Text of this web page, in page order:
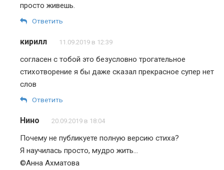
просто живешь.
Ответить
кирилл 11.09.2019 в 12:39
согласен с тобой это безусловно трогательное
стихотворение я бы даже сказал прекрасное супер нет
слов
Ответить
Нино 20.09.2019 в 18:04
Почему не публикуете полную версию стиха?
Я научилась просто, мудро жить…
©Анна Ахматова